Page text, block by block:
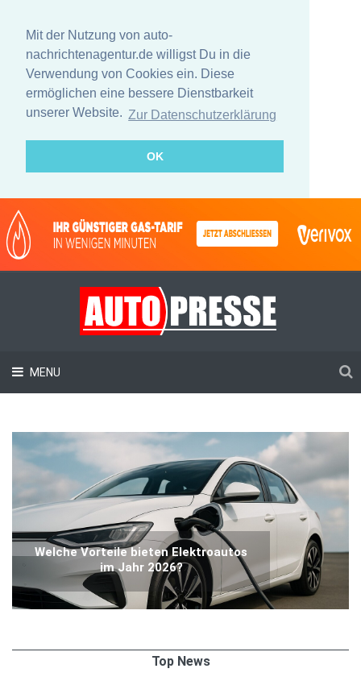
Mit der Nutzung von auto-
nachrichtenagentur.de willigst Du in die
Verwendung von Cookies ein. Diese
ermöglichen eine bessere Dienstbarkeit
unserer Website. Zur Datenschutzerklärung
OK
MENU
Welche Vorteile bieten Elektroautos
im Jahr 2026?
Top News